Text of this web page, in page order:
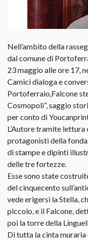
Nell’ambito della
dal comune di
23 maggio alle ore 17,
Camici dialoga e
Portoferraio,Falcone
Cosmopoli”, saggio
per conto di
L’Autore tramite
protagonisti della
di stampe e dipinti
delle tre fortezze.
Esse sono state
del cinquecento
vede erigersi la Stella,
piccolo, e il Falcone,
poi la torre della
Di tutta la cinta